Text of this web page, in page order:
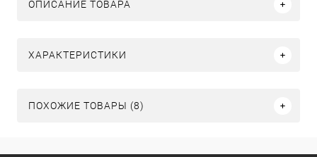
ОПИСАНИЕ ТОВАРА
ХАРАКТЕРИСТИКИ
ПОХОЖИЕ ТОВАРЫ (8)